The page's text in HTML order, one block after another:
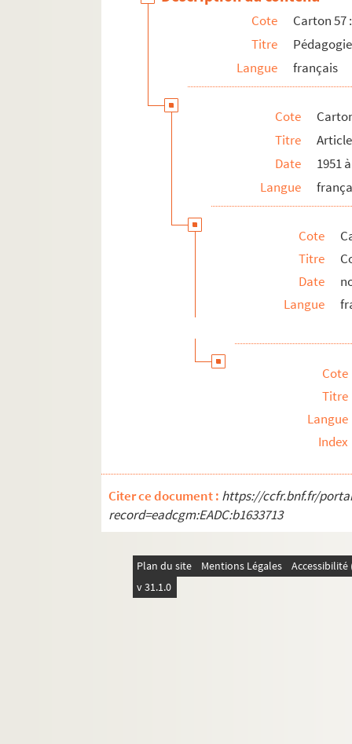
Cote
Carton 57
Titre
Langue
français
Cote
Titre
Date
1951
Langue
Cote
Titre
Date
Langue
Cote
Titre
Langue
Index
Citer ce document : https://ccfr.bnf.fr/
record=eadcgm:EADC:b1633713
Plan du site Mentions Légales
v 31.1.0